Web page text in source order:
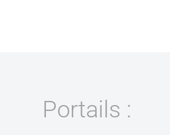
Portails :